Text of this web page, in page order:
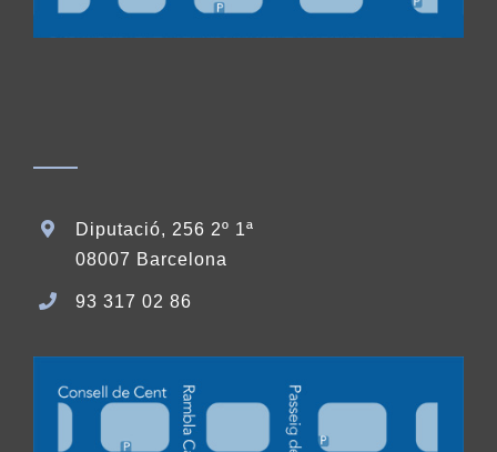
Diputació, 256 2º 1ª
08007 Barcelona
93 317 02 86